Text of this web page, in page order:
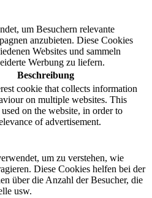
um Besuchern relevante
anzubieten. Diese Cookies
Websites und sammeln
Werbung zu liefern.
Beschreibung
cookie that collects information
on multiple websites. This
on the website, in order to
of advertisement.
um zu verstehen, wie
Diese Cookies helfen bei der
über die Anzahl der Besucher, die
usw.